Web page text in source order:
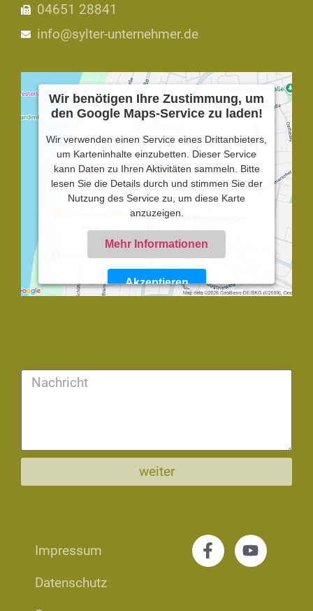
04651 28841
info@sylter-unternehmer.de
Wir benötigen Ihre Zustimmung, um
den Google Maps-Service zu laden!
Wir verwenden einen Service eines Drittanbieters,
um Karteninhalte einzubetten. Dieser Service
kann Daten zu Ihren Aktivitäten sammeln. Bitte
lesen Sie die Details durch und stimmen Sie der
Nutzung des Service zu, um diese Karte
anzuzeigen.
Mehr Informationen
Akzeptieren
weiter
Impressum
Datenschutz